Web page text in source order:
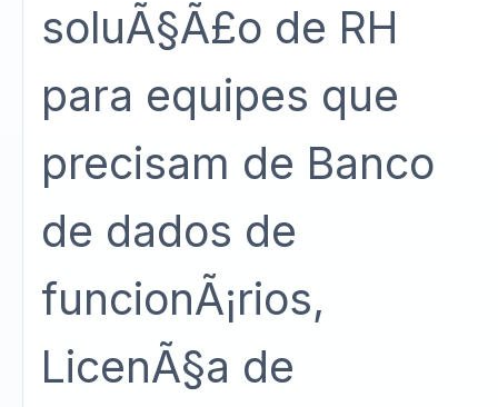
soluÃ§Ã£o de RH
para equipes que
precisam de Banco
de dados de
funcionÃ¡rios,
LicenÃ§a de